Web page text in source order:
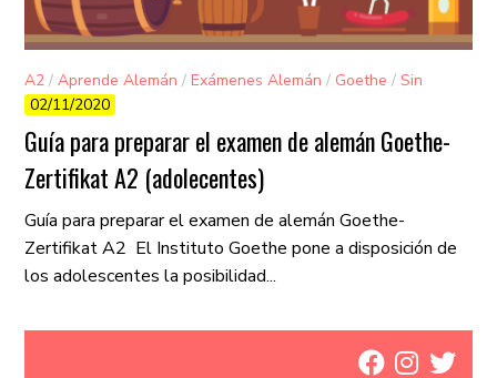
A2 /Aprende Alemán /Exámenes Alemán / Goethe /Sin
categorizar
02/11/2020
Guía para preparar el examen de alemán Goethe-
Zertifikat A2 (adolecentes)
Guía para preparar el examen de alemán Goethe-
Zertifikat A2 El Instituto Goethe pone a disposición de
los adolescentes la posibilidad...